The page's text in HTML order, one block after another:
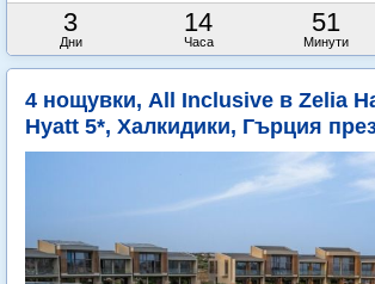
3
Дни
14
Часа
51
Минути
4 нощувки, All Inclusive в Zelia
Hyatt 5*, Халкидики, Гърция